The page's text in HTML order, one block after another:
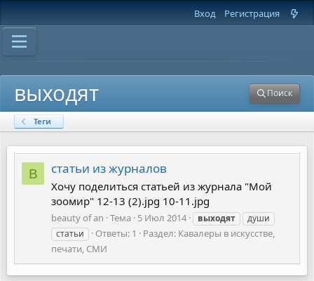
Вход Регистрация
выходят Поиск
Теги
B статьи из журналов
Хочу поделиться статьей из журнала "Мой
зоомир" 12-13 (2).jpg 10-11.jpg
beauty of an Тема 5 Июл 2014 выходят
души
статьи
Ответы: 1 Раздел: Кавалеры в искусстве,
печати, СМИ